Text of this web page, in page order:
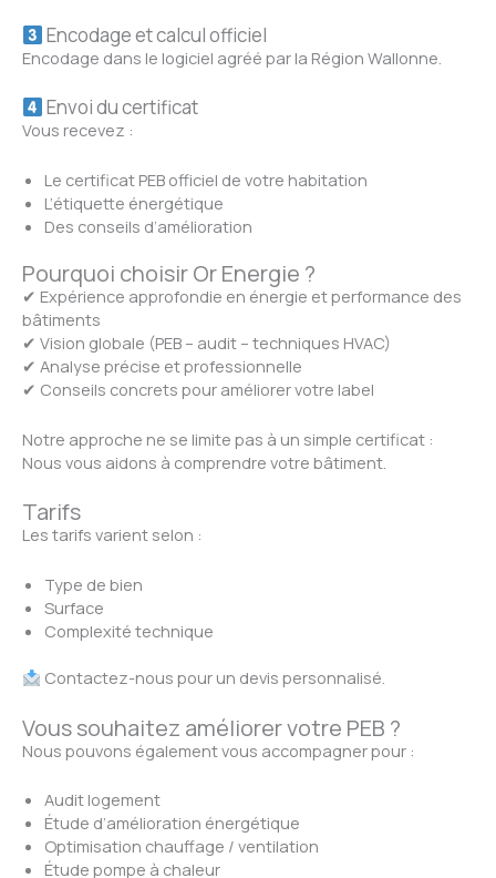
Encodage et calcul officiel
Encodage dans le logiciel agréé par la Région Wallonne.
Envoi du certificat
Vous recevez :
Le certificat PEB officiel de votre habitation
L’étiquette énergétique
Des conseils d’amélioration
Pourquoi choisir Or Energie ?
✔ Expérience approfondie en énergie et performance des
bâtiments
✔ Vision globale (PEB – audit – techniques HVAC)
✔ Analyse précise et professionnelle
✔ Conseils concrets pour améliorer votre label
Notre approche ne se limite pas à un simple certificat :
Nous vous aidons à comprendre votre bâtiment.
Tarifs
Les tarifs varient selon :
Type de bien
Surface
Complexité technique
Contactez-nous pour un devis personnalisé.
Vous souhaitez améliorer votre PEB ?
Nous pouvons également vous accompagner pour :
Audit logement
Étude d’amélioration énergétique
Optimisation chauffage / ventilation
Étude pompe à chaleur